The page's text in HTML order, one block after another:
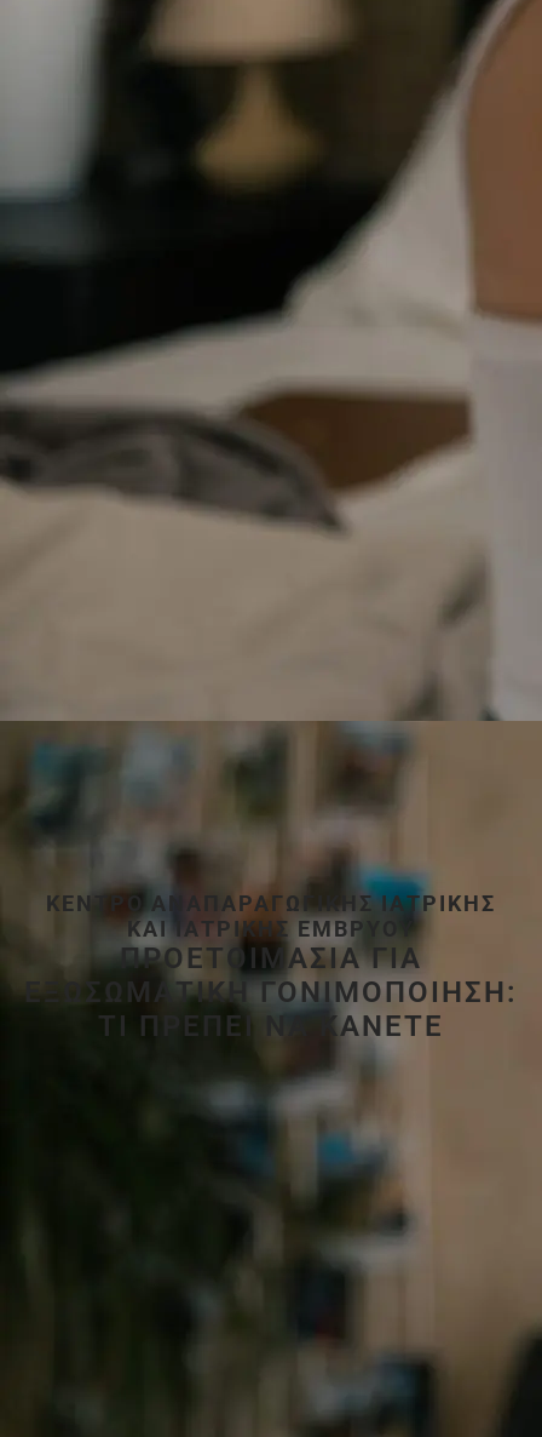
ΚΈΝΤΡΟ ΑΝΑΠΑΡΑΓΩΓΙΚΉΣ ΙΑΤΡΙΚΉΣ
ΚΑΙ ΙΑΤΡΙΚΉΣ ΕΜΒΡΎΟΥ
ΠΡΟΕΤΟΙΜΑΣΙΑ ΓΙΑ
ΕΞΩΣΩΜΑΤΙΚΗ ΓΟΝΙΜΟΠΟΙΗΣΗ:
ΤΙ ΠΡΕΠΕΙ ΝΑ ΚΑΝΕΤΕ